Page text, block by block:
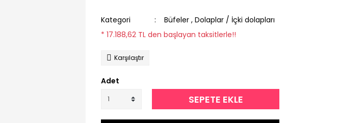
Kategori Büfeler , Dolaplar / İçki dolapları
* 17.188,62 TL den başlayan taksitlerle!!
Karşılaştır
Adet
SEPETE EKLE